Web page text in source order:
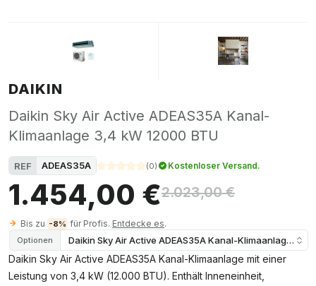
DAIKIN
Daikin Sky Air Active ADEAS35A Kanal-
Klimaanlage 3,4 kW 12000 BTU
REF ADEAS35A (0) Kostenloser Versand.
1.454,00 €2.023,00 €
Bis zu -8% für Profis. Entdecke es.
Optionen Daikin Sky Air Active ADEAS35A Kanal-Klimaanlage 3,4
Daikin Sky Air Active ADEAS35A Kanal-Klimaanlage mit einer
Leistung von 3,4 kW (12.000 BTU). Enthält Inneneinheit,